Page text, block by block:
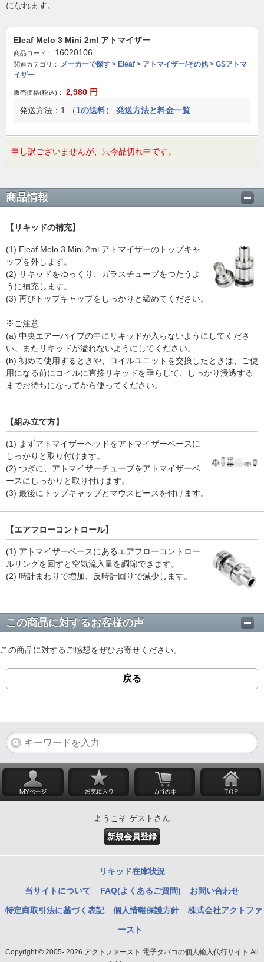
になれます。
Eleaf Melo 3 Mini 2ml アトマイザー
商品コード： 16020106
関連カテゴリ： メーカーで探す > Eleaf > アトマイザー/その他> GSアトマ
イザー
販売価格(税込)： 2,980 円
発送方法：1 （1の送料） 発送方法と料金一覧
申し訳ございませんが、只今品切れ中です。
商品情報
【リキッドの補充】
(1) Eleaf Melo 3 Mini 2ml アトマイザーのトップキャ
ップを外します。
(2) リキッドをゆっくり、ガラスチューブをつたうよ
うに補充します。
(3) 再びトップキャップをしっかりと締めてください。
※ご注意
(a) 中央エアーパイプの中にリキッドが入らないようにしてくださ
い。またリキッドが溢れないようにしてください。
(b) 初めて使用するときや、コイルユニットを交換したときは、ご使
用になる前にコイルに直接リキッドを垂らして、しっかり浸透する
までお待ちになってから使ってください。
【組み立て方】
(1) まずアトマイザーヘッドをアトマイザーベースに
しっかりと取り付けます。
(2) つぎに、アトマイザーチューブをアトマイザーベ
ースにしっかりと取り付けます。
(3) 最後にトップキャップとマウスピースを付けます。
【エアフローコントロール】
(1) アトマイザーベースにあるエアフローコントロー
ルリングを回すと空気流入量を調節できます。
(2) 時計まわりで増加、反時計回りで減少します。
この商品に対するお客様の声
この商品に対するご感想をぜひお寄せください。
戻る
ようこそ ゲストさん
新規会員登録
リキッド在庫状況
当サイトについて FAQ(よくあるご質問) お問い合わせ
特定商取引法に基づく表記 個人情報保護方針 株式会社アクトファ
ースト
Copyright © 2005- 2026 アクトファースト 電子タバコの個人輸入代行サイト All